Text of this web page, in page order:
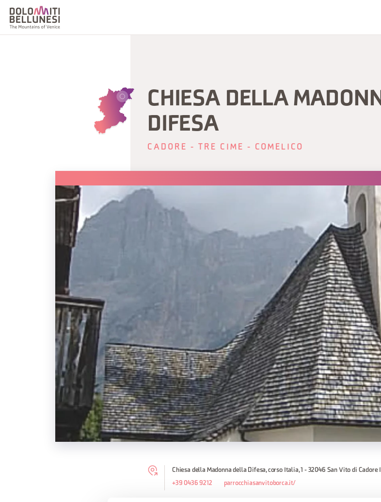
CHIESA DELLA
DIFESA
CADORE - TRE CIME - COMELICO
Chiesa della Madonna della Difesa, corso Italia, 1 - 32046 San Vito di Cadore
+39 0436 9212 parrocchiasanvitoborca.it/